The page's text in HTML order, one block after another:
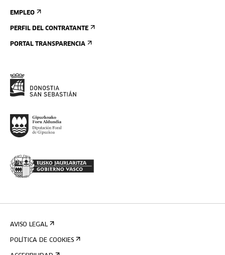
EMPLEO
PERFIL DEL CONTRATANTE
PORTAL TRANSPARENCIA
AVISO LEGAL
POLÍTICA DE COOKIES